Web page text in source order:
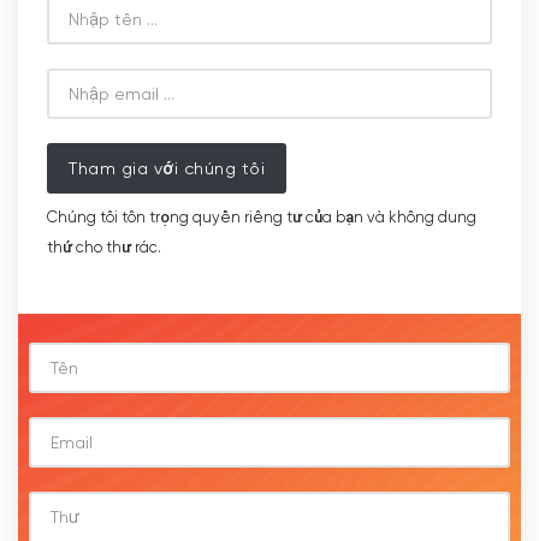
Tham gia với chúng tôi
Chúng tôi tôn trọng quyền riêng tư của bạn và không dung
thứ cho thư rác.